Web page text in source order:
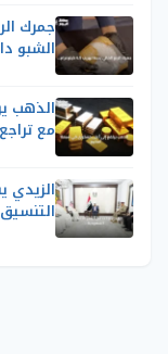
الشبو
الذهب
مع
الزيدي